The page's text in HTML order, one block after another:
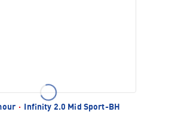
·
Infinity 2.0 Mid Sport-BH